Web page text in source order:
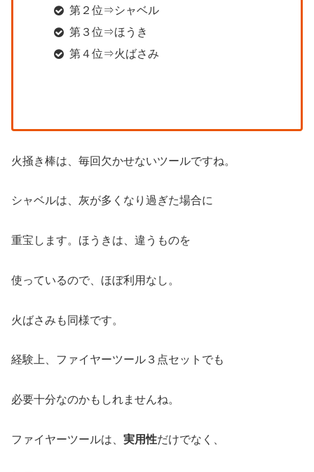
第２位⇒シャベル
第３位⇒ほうき
第４位⇒火ばさみ
火掻き棒は、毎回欠かせないツールですね。
シャベルは、灰が多くなり過ぎた場合に
重宝します。ほうきは、違うものを
使っているので、ほぼ利用なし。
火ばさみも同様です。
経験上、ファイヤーツール３点セットでも
必要十分なのかもしれませんね。
ファイヤーツールは、 実用性だけでなく、